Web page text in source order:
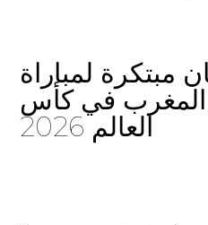
مبتكرة لمباراة
في كأس
العالم 2026